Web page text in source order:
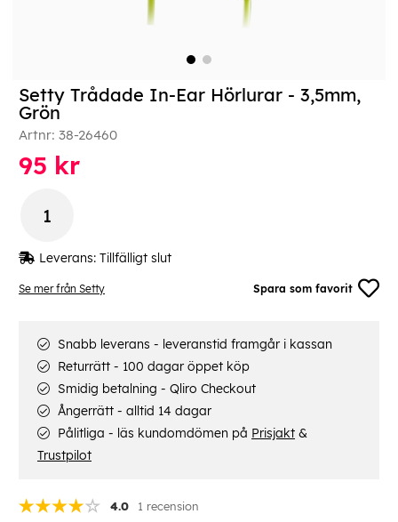
Se mer från Setty Spara som favorit
Setty Trådade In-Ear Hörlurar - 3,5mm,
Grön
Artnr: 38-26460
4.0 1 recension
95 kr
Leverans: Tillfälligt slut
Snabb leverans - leveranstid framgår i kassan
Returrätt - 100 dagar öppet köp
Smidig betalning - Qliro Checkout
Ångerrätt - alltid 14 dagar
Pålitliga - läs kundomdömen på Prisjakt &
Trustpilot